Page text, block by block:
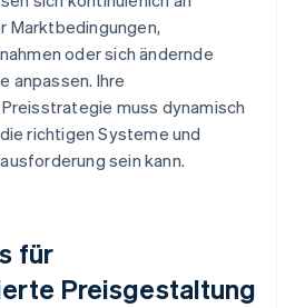
Marktbedingungen,
oder sich ändernde
anpassen. Ihre
muss dynamisch
richtigen Systeme und
sein kann.
für
Preisgestaltung